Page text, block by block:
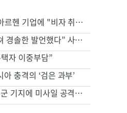
美, 화웨이 계약추진 아르헨 기업에 "비자 취소" 경고…中 반발
신동엽 “농담에 치우쳐 경솔한 발언했다” 사과문, 무슨 일
자 이중부담”
충격의 ‘검은 과부’
“예멘 후티 반군, 정부군 기지에 미사일 공격…최소 38명 사망”